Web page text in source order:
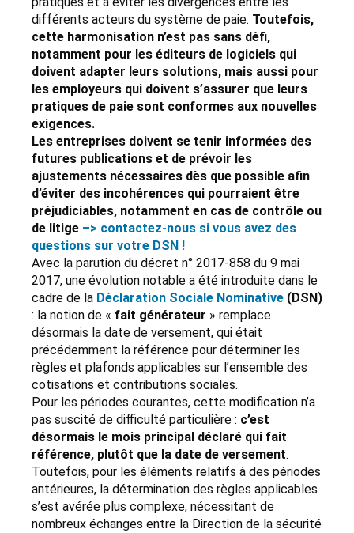
différents acteurs du système de paie. Toutefois,
cette harmonisation n’est pas sans défi,
notamment pour les éditeurs de logiciels qui
doivent adapter leurs solutions, mais aussi pour
les employeurs qui doivent s’assurer que leurs
pratiques de paie sont conformes aux nouvelles
exigences.
Les entreprises doivent se tenir informées des
futures publications et de prévoir les
ajustements nécessaires dès que possible afin
d’éviter des incohérences qui pourraient être
préjudiciables, notamment en cas de contrôle ou
de litige –> contactez-nous si vous avez des
questions sur votre DSN !
Avec la parution du décret n° 2017-858 du 9 mai
2017, une évolution notable a été introduite dans le
cadre de la Déclaration Sociale Nominative (DSN)
: la notion de « fait générateur » remplace
désormais la date de versement, qui était
précédemment la référence pour déterminer les
règles et plafonds applicables sur l’ensemble des
cotisations et contributions sociales.
Pour les périodes courantes, cette modification n’a
pas suscité de difficulté particulière : c’est
désormais le mois principal déclaré qui fait
référence, plutôt que la date de versement.
Toutefois, pour les éléments relatifs à des périodes
antérieures, la détermination des règles applicables
s’est avérée plus complexe, nécessitant de
nombreux échanges entre la Direction de la sécurité